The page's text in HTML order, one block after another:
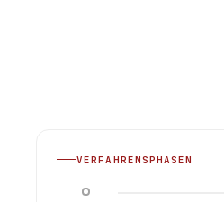
VERFAHRENSPHASEN